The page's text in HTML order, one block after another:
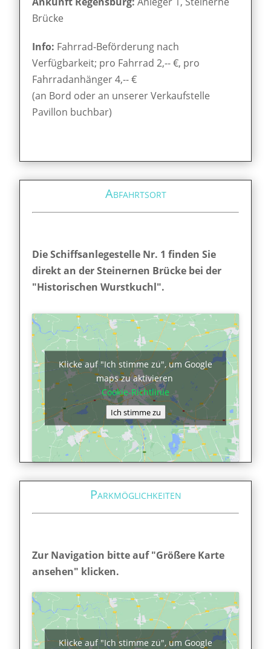
Brücke
Info: Fahrrad-Beförderung nach
Verfügbarkeit; pro Fahrrad 2,-- €, pro
Fahrradanhänger 4,-- €
(an Bord oder an unserer Verkaufstelle
Pavillon buchbar)
Abfahrtsort
Die Schiffsanlegestelle Nr. 1 finden Sie
direkt an der Steinernen Brücke bei der
"Historischen Wurstkuchl".
Klicke auf "Ich stimme zu", um Google
maps zu aktivieren
Cookie-Richtlinie
Ich stimme zu
Parkmöglichkeiten
Zur Navigation bitte auf "Größere Karte
ansehen" klicken.
Klicke auf "Ich stimme zu", um Google